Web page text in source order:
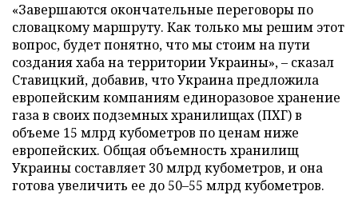
«Завершаются окончательные переговоры по
словацкому маршруту. Как только мы решим этот
вопрос, будет понятно, что мы стоим на пути
создания хаба на территории Украины», – сказал
Ставицкий, добавив, что Украина предложила
европейским компаниям единоразовое хранение
газа в своих подземных хранилищах (ПХГ) в
объеме 15 млрд кубометров по ценам ниже
европейских. Общая объемность хранилищ
Украины составляет 30 млрд кубометров, и она
готова увеличить ее до 50–55 млрд кубометров.